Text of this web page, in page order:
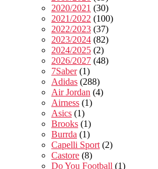
2020/2021 (30)
2021/2022 (100)
2022/2023 (37)
2023/2024 (82)
2024/2025 (2)
2026/2027 (48)
7Saber(1)
Adidas (288)
Air Jordan (4)
Airness (1)
Asics (1)
Brooks (1)
Burrda (1)
Capelli Sport (2)
Castore (8)
Do You Football (1)